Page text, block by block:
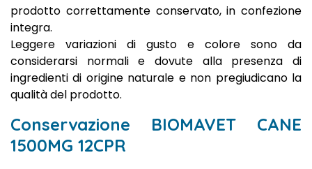
prodotto correttamente conservato, in confezione
integra.
Leggere variazioni di gusto e colore sono da
considerarsi normali e dovute alla presenza di
ingredienti di origine naturale e non pregiudicano la
qualità del prodotto.
Conservazione BIOMAVET CANE
1500MG 12CPR